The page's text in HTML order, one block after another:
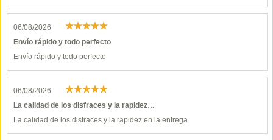
06/08/2026
Envío rápido y todo perfecto
Envío rápido y todo perfecto
06/08/2026
La calidad de los disfraces y la rapidez…
La calidad de los disfraces y la rapidez en la entrega